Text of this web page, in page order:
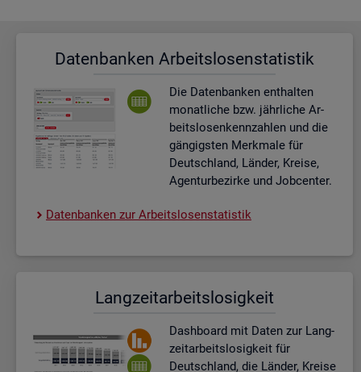
Da­ten­ban­ken Ar­beits­lo­sen­sta­tis­tik
Die Da­ten­ban­ken ent­hal­ten
mo­nat­li­che bzw. jähr­li­che Ar­
beits­lo­sen­kenn­zah­len und die
gän­gigs­ten Merk­ma­le für
Deutsch­land, Län­der, Krei­se,
Agen­tur­be­zir­ke und Job­cen­ter.
Da­ten­ban­ken zur Ar­beits­lo­sen­sta­tis­tik
Lang­zeit­ar­beits­lo­sig­keit
Dash­board mit Daten zur Lang­
zeit­ar­beits­lo­sig­keit für
Deutsch­land, die Län­der, Krei­se